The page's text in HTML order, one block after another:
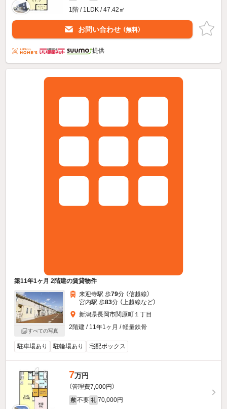
1階 / 1LDK / 47.42㎡
お問い合わせ （無料）
提供
築11年1ヶ月 2階建の賃貸物件
すべての写真
来迎寺駅 歩79分 （信越線）
宮内駅 歩83分 （上越線など）
新潟県長岡市関原町１丁目
2階建 / 11年1ヶ月 / 軽量鉄骨
駐車場あり 駐輪場あり 宅配ボックス
7万円
（管理費7,000円）
敷 不要 礼 70,000円